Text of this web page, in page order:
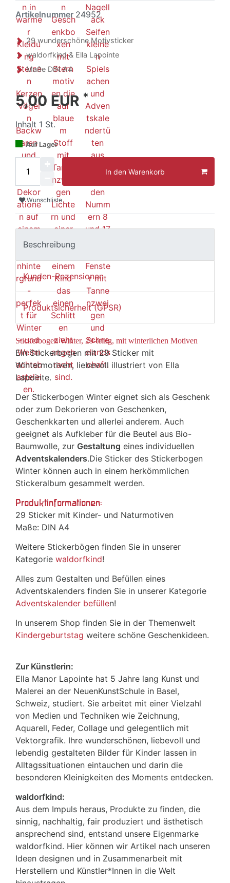
Artikelnummer 24952
29 wunderschöne Motivsticker
waldorfkind & Ella Lapointe
Maße DIN A4
5,00 EUR *
Inhalt 1 St.
Auf Lager
In den Warenkorb
Wunschliste
Beschreibung
Kunden-Rezensionen
Produktsicherheit (GPSR)
Stickerbogen Winter, 29-teilig, mit winterlichen Motiven
Ein Stickerbogen mit 29 Sticker mit
Wintermotiven, liebevoll illustriert von Ella
Lapointe.
Der Stickerbogen Winter eignet sich als Geschenk
oder zum Dekorieren von Geschenken,
Geschenkkarten und allerlei anderem. Auch
geeignet als Aufkleber für die Beutel aus Bio-
Baumwolle, zur Gestaltung eines individuellen
Adventskalenders.Die Sticker des Stickerbogen
Winter können auch in einem herkömmlichen
Stickeralbum gesammelt werden.
Produktinformationen:
29 Sticker mit Kinder- und Naturmotiven
Maße: DIN A4
Weitere Stickerbögen finden Sie in unserer
Kategorie waldorfkind!
Alles zum Gestalten und Befüllen eines
Adventskalenders finden Sie in unserer Kategorie
Adventskalender befüllen!
In unserem Shop finden Sie in der Themenwelt
Kindergeburtstag weitere schöne Geschenkideen.
Zur Künstlerin:
Ella Manor Lapointe hat 5 Jahre lang Kunst und
Malerei an der NeuenKunstSchule in Basel,
Schweiz, studiert. Sie arbeitet mit einer Vielzahl
von Medien und Techniken wie Zeichnung,
Aquarell, Feder, Collage und gelegentlich mit
Vektorgrafik. Ihre wunderschönen, liebevoll und
lebendig gestalteten Bilder für Kinder lassen in
Alltagssituationen eintauchen und darin die
besonderen Kleinigkeiten des Moments entdecken.
waldorfkind:
Aus dem Impuls heraus, Produkte zu finden, die
sinnig, nachhaltig, fair produziert und ästhetisch
ansprechend sind, entstand unsere Eigenmarke
waldorfkind. Hier können wir Artikel nach unseren
Ideen designen und in Zusammenarbeit mit
Herstellern und Künstler*Innen in die Welt